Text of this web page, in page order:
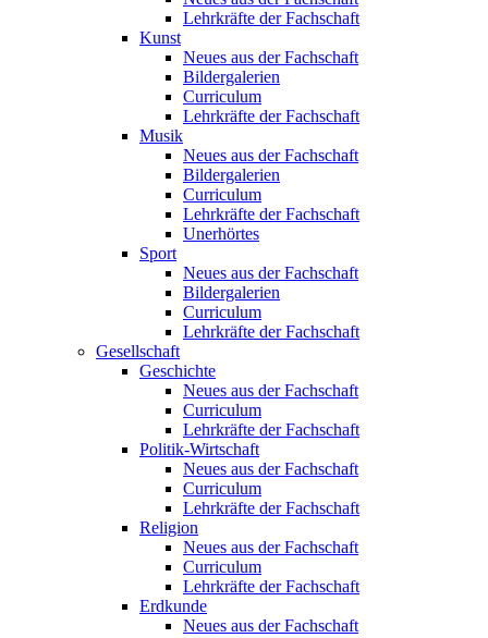
Lehrkräfte der Fachschaft
Kunst
Neues aus der Fachschaft
Bildergalerien
Curriculum
Lehrkräfte der Fachschaft
Musik
Neues aus der Fachschaft
Bildergalerien
Curriculum
Lehrkräfte der Fachschaft
Unerhörtes
Sport
Neues aus der Fachschaft
Bildergalerien
Curriculum
Lehrkräfte der Fachschaft
Gesellschaft
Geschichte
Neues aus der Fachschaft
Curriculum
Lehrkräfte der Fachschaft
Politik-Wirtschaft
Neues aus der Fachschaft
Curriculum
Lehrkräfte der Fachschaft
Religion
Neues aus der Fachschaft
Curriculum
Lehrkräfte der Fachschaft
Erdkunde
Neues aus der Fachschaft